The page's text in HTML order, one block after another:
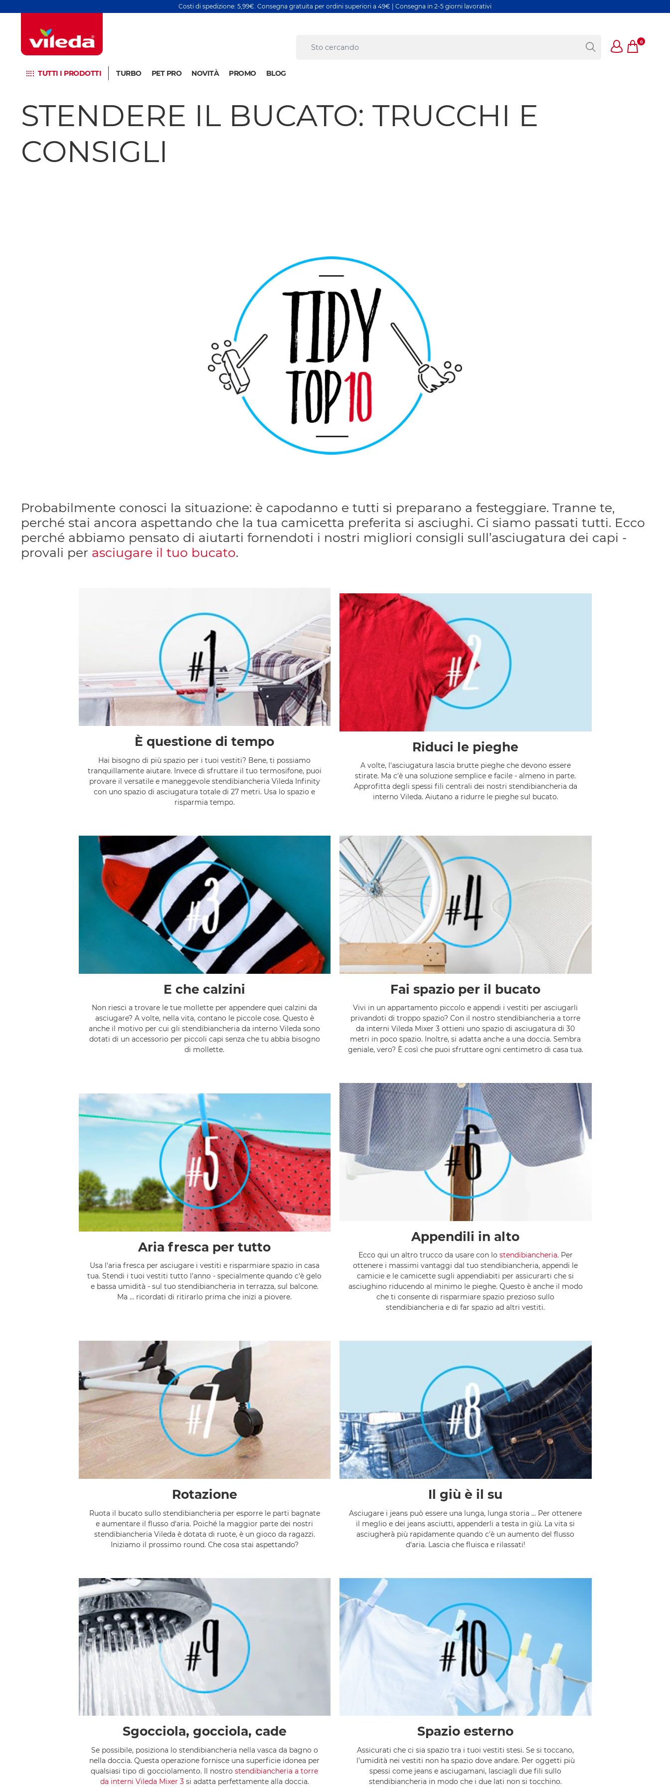
Costi di spedizione: 5,99€. Consegna gratuita per ordini superiori a 49€ | Consegna in 2-5 giorni lavorativi
0
TUTTI I PRODOTTI TURBO PET PRO NOVITÀ PROMO BLOG
STENDERE IL BUCATO: TRUCCHI E
CONSIGLI
Probabilmente conosci la situazione: è capodanno e tutti si preparano a festeggiare. Tranne te,
perché stai ancora aspettando che la tua camicetta preferita si asciughi. Ci siamo passati tutti. Ecco
perché abbiamo pensato di aiutarti fornendoti i nostri migliori consigli sull’asciugatura dei capi -
provali per asciugare il tuo bucato.
È questione di tempo
Hai bisogno di più spazio per i tuoi vestiti? Bene, ti possiamo
tranquillamente aiutare. Invece di sfruttare il tuo termosifone, puoi
provare il versatile e maneggevole stendibiancheria Vileda Infinity
con uno spazio di asciugatura totale di 27 metri. Usa lo spazio e
risparmia tempo.
Riduci le pieghe
A volte, l'asciugatura lascia brutte pieghe che devono essere
stirate. Ma c'è una soluzione semplice e facile - almeno in parte.
Approfitta degli spessi fili centrali dei nostri stendibiancheria da
interno Vileda. Aiutano a ridurre le pieghe sul bucato.
E che calzini
Non riesci a trovare le tue mollette per appendere quei calzini da
asciugare? A volte, nella vita, contano le piccole cose. Questo è
anche il motivo per cui gli stendibiancheria da interno Vileda sono
dotati di un accessorio per piccoli capi senza che tu abbia bisogno
di mollette.
Fai spazio per il bucato
Vivi in un appartamento piccolo e appendi i vestiti per asciugarli
privandoti di troppo spazio? Con il nostro stendibiancheria a torre
da interni Vileda Mixer 3 ottieni uno spazio di asciugatura di 30
metri in poco spazio. Inoltre, si adatta anche a una doccia. Sembra
geniale, vero? È così che puoi sfruttare ogni centimetro di casa tua.
Aria fresca per tutto
Usa l'aria fresca per asciugare i vestiti e risparmiare spazio in casa
tua. Stendi i tuoi vestiti tutto l'anno - specialmente quando c'è gelo
e bassa umidità - sul tuo stendibiancheria in terrazza, sul balcone.
Ma ... ricordati di ritirarlo prima che inizi a piovere.
Appendili in alto
Ecco qui un altro trucco da usare con lo stendibiancheria. Per
ottenere i massimi vantaggi dal tuo stendibiancheria, appendi le
camicie e le camicette sugli appendiabiti per assicurarti che si
asciughino riducendo al minimo le pieghe. Questo è anche il modo
che ti consente di risparmiare spazio prezioso sullo
stendibiancheria e di far spazio ad altri vestiti.
Rotazione
Ruota il bucato sullo stendibiancheria per esporre le parti bagnate
e aumentare il flusso d'aria. Poiché la maggior parte dei nostri
stendibiancheria Vileda è dotata di ruote, è un gioco da ragazzi.
Iniziamo il prossimo round. Che cosa stai aspettando?
Il giù è il su
Asciugare i jeans può essere una lunga, lunga storia ... Per ottenere
il meglio e dei jeans asciutti, appenderli a testa in giù. La vita si
asciugherà più rapidamente quando c'è un aumento del flusso
d'aria. Lascia che fluisca e rilassati!
Sgocciola, gocciola, cade
Se possibile, posiziona lo stendibiancheria nella vasca da bagno o
nella doccia. Questa operazione fornisce una superficie idonea per
qualsiasi tipo di gocciolamento. Il nostrostendibiancheria a torre
da interni Vileda Mixer 3si adatta perfettamente alla doccia.
Spazio esterno
Assicurati che ci sia spazio tra i tuoi vestiti stesi. Se si toccano,
l'umidità nei vestiti non ha spazio dove andare. Per oggetti più
spessi come jeans e asciugamani, lasciagli due fili sullo
stendibiancheria in modo che i due lati non si tocchino.